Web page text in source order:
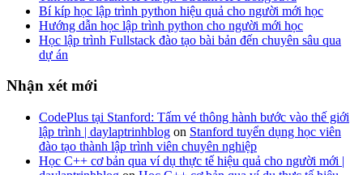
Bí kíp học lập trình python hiệu quả cho người mới học
Hướng dẫn học lập trình python cho người mới học
Học lập trình Fullstack đào tạo bài bản đến chuyên sâu qua
dự án
Nhận xét mới
CodePlus tại Stanford: Tấm vé thông hành bước vào thế giới
lập trình | daylaptrinhblog on Stanford tuyển dụng học viên
đào tạo thành lập trình viên chuyên nghiệp
Học C++ cơ bản qua ví dụ thực tế hiệu quả cho người mới |